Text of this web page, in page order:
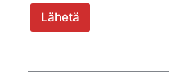
Lähetä